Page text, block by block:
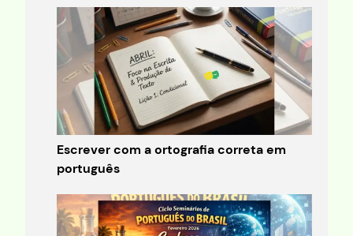
Escrever com a ortografia correta em
português